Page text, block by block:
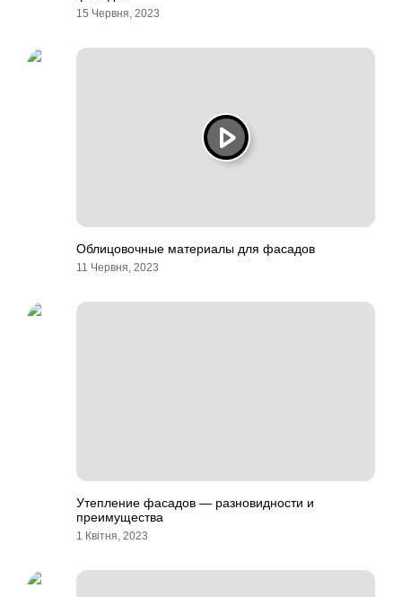
15 Червня, 2023
Облицовочные материалы для фасадов
11 Червня, 2023
Утепление фасадов — разновидности и
преимущества
1 Квітня, 2023